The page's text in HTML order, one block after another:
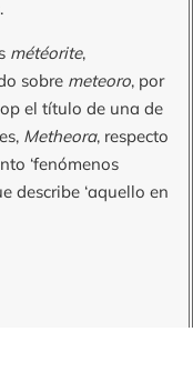
météorite,
sobre meteoro, por
el título de una de
Metheora, respecto
‘fenómenos
describe ‘aquello en